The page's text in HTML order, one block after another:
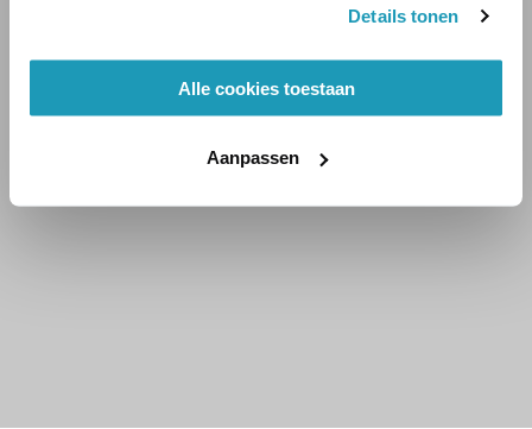
Details tonen
Alle cookies toestaan
Aanpassen